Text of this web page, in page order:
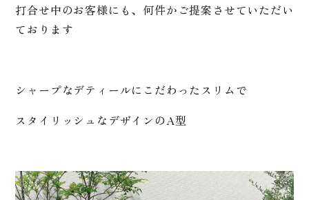
打合せ中のお客様にも、何件かご提案させていただい
ております
シャープなデティールにこだわったスリムで
スタイリッシュなデザインのA型